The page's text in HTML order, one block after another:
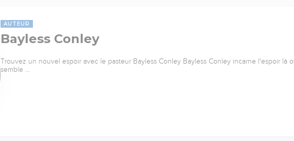
AUTEUR
Bayless Conley
Trouvez un nouvel espoir avec le pasteur Bayless Conley Bayless Conley incarne l'espoir là
semble …